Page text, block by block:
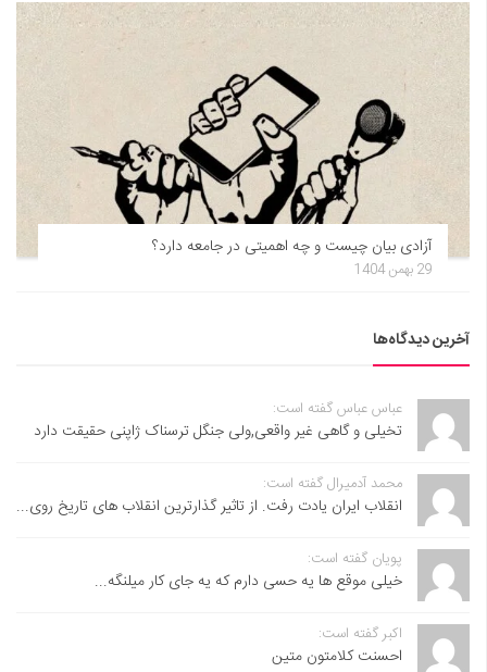
آزادی بیان چیست و چه اهمیتی در جامعه دارد؟
29 بهمن 1404
آخرین دیدگاه‌ها
عباس عباس گفته است:
تخیلی و گاهی غیر واقعی,ولی جنگل ترسناک ژاپنی حقیقت دارد
محمد آدمیرال گفته است:
انقلاب ایران یادت رفت. از تاثیر گذارترین انقلاب های تاریخ روی...
پویان گفته است:
خیلی موقع ها یه حسی دارم که یه جای کار میلنگه...
اکبر گفته است:
احسنت ‌کلامتون متین